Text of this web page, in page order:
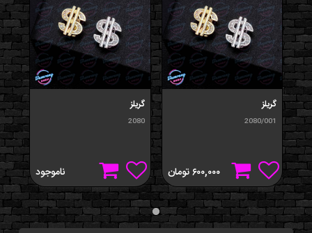
گریلز
2080/001
۶۰۰,۰۰۰تومان
گریلز
2080
ناموجود